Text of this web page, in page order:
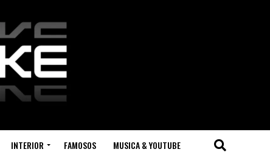
INTERIOR FAMOSOS MUSICA & YOUTUBE